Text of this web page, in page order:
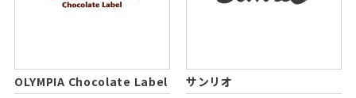
OLYMPIA Chocolate Label サンリオ